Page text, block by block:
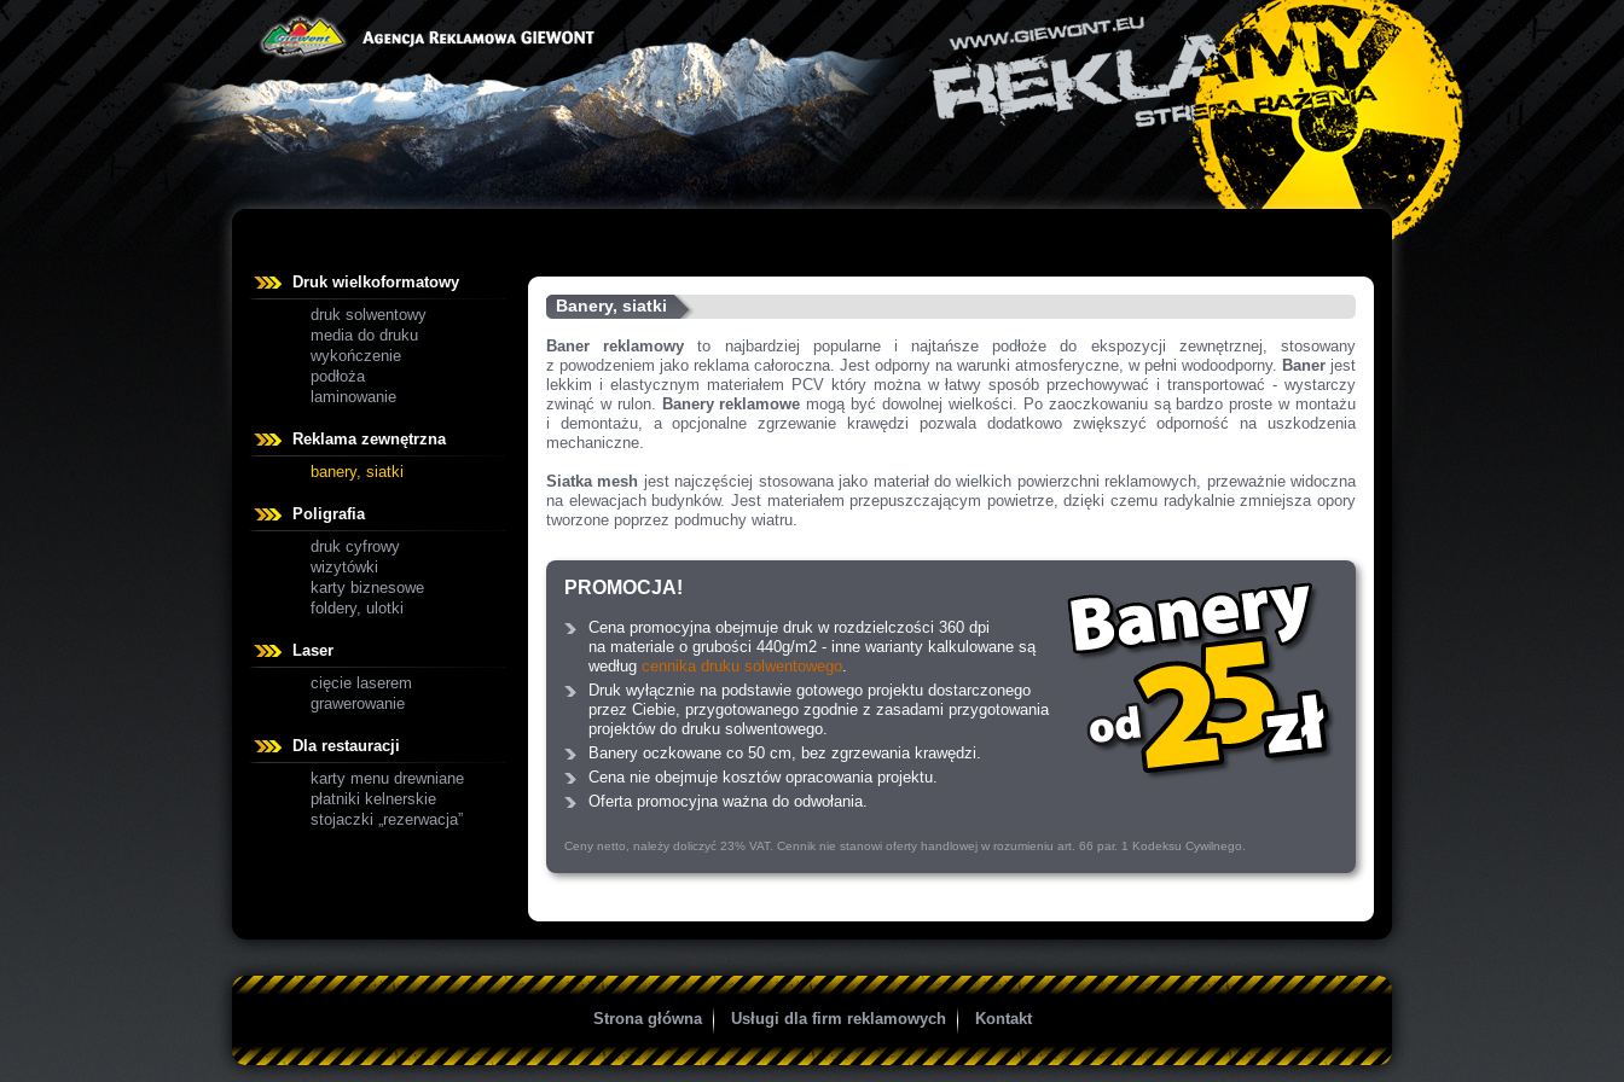
Druk wielkoformatowy
druk solwentowy
media do druku
wykończenie
podłoża
laminowanie
Reklama zewnętrzna
banery, siatki
Poligrafia
druk cyfrowy
wizytówki
karty biznesowe
foldery, ulotki
Laser
cięcie laserem
grawerowanie
Dla restauracji
karty menu drewniane
płatniki kelnerskie
stojaczki „rezerwacja”
Banery, siatki
Baner reklamowy to najbardziej popularne i najtańsze podłoże do ekspozycji zewnętrznej, stosowany
z powodzeniem jako reklama całoroczna. Jest odporny na warunki atmosferyczne, w pełni wodoodporny. Baner jest
lekkim i elastycznym materiałem PCV który można w łatwy sposób przechowywać i transportować - wystarczy
zwinąć w rulon. Banery reklamowe mogą być dowolnej wielkości. Po zaoczkowaniu są bardzo proste w montażu
i demontażu, a opcjonalne zgrzewanie krawędzi pozwala dodatkowo zwiększyć odporność na uszkodzenia
mechaniczne.
Siatka mesh jest najczęściej stosowana jako materiał do wielkich powierzchni reklamowych, przeważnie widoczna
na elewacjach budynków. Jest materiałem przepuszczającym powietrze, dzięki czemu radykalnie zmniejsza opory
tworzone poprzez podmuchy wiatru.
PROMOCJA!
Cena promocyjna obejmuje druk w rozdzielczości 360 dpi
na materiale o grubości 440g/m2 - inne warianty kalkulowane są
według cennika druku solwentowego.
Druk wyłącznie na podstawie gotowego projektu dostarczonego
przez Ciebie, przygotowanego zgodnie z zasadami przygotowania
projektów do druku solwentowego.
Banery oczkowane co 50 cm, bez zgrzewania krawędzi.
Cena nie obejmuje kosztów opracowania projektu.
Oferta promocyjna ważna do odwołania.
Ceny netto, należy doliczyć 23% VAT. Cennik nie stanowi oferty handlowej w rozumieniu art. 66 par. 1 Kodeksu Cywilnego.
Strona główna Usługi dla firm reklamowych Kontakt